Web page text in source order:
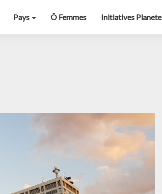
Pays Ô Femmes Initiatives Planete